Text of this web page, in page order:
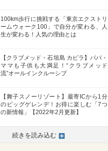
100km歩行に挑戦する「東京エクストリ
ームウォーク100」で自分が変わる、人
生が変わる！人気の理由とは
【クラブメッド・石垣島 カビラ】パパ・
ママも子供も大満足！“クラブメッド
流”オールインクルーシブ
【舞子スノーリゾート】最寄ICから1分
のビッグゲレンデ！お得に楽しむ「7つ
の新情報」【2022年2月更新】
続きを読み込む